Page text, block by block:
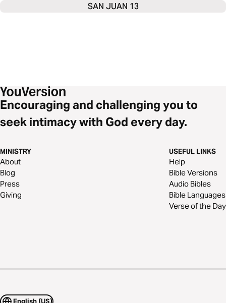
SAN JUAN 13
Encouraging and challenging you to
seek intimacy with God every day.
MINISTRY
About
Blog
Press
Giving
USEFUL LINKS
Help
Bible Versions
Audio Bibles
Bible Languages
Verse of the Day
English (US)